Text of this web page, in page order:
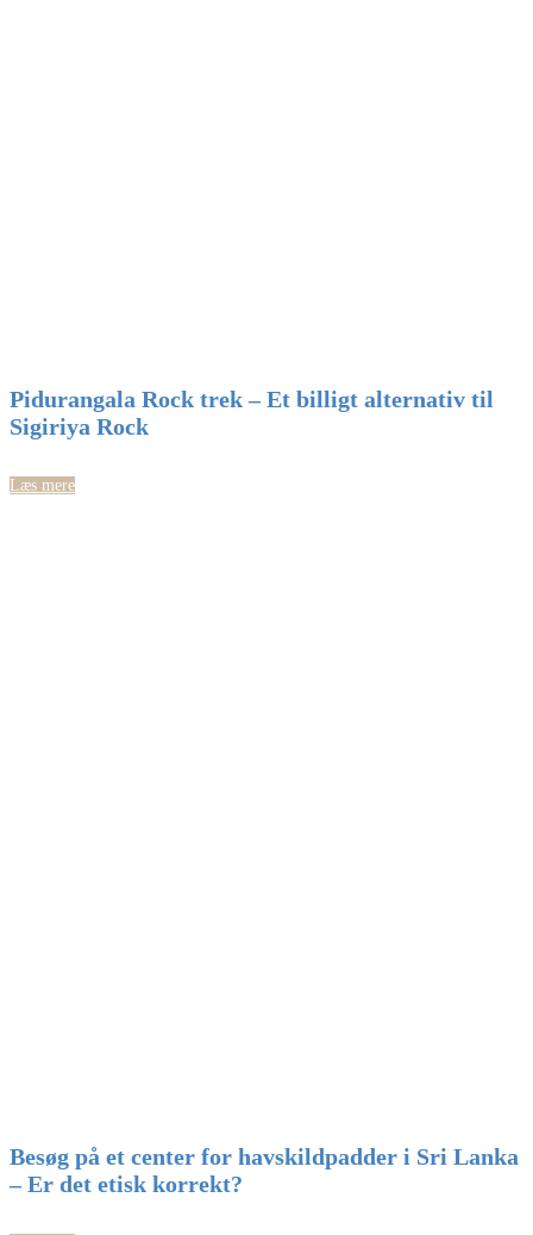
Pidurangala Rock trek – Et billigt alternativ til
Sigiriya Rock
Læs mere
Besøg på et center for havskildpadder i Sri Lanka
– Er det etisk korrekt?